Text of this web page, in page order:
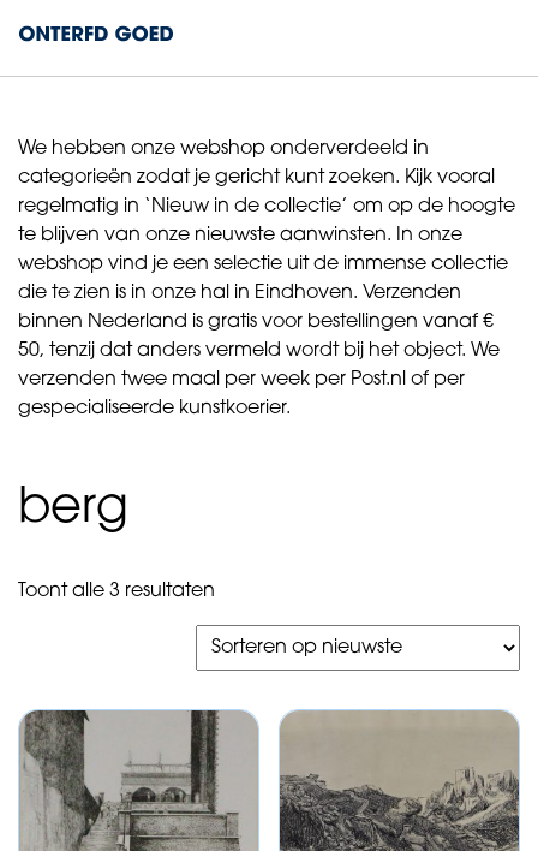
We hebben onze webshop onderverdeeld in
categorieën zodat je gericht kunt zoeken. Kijk vooral
regelmatig in ‘Nieuw in de collectie’ om op de hoogte
te blijven van onze nieuwste aanwinsten. In onze
webshop vind je een selectie uit de immense collectie
die te zien is in onze hal in Eindhoven. Verzenden
binnen Nederland is gratis voor bestellingen vanaf €
50, tenzij dat anders vermeld wordt bij het object. We
verzenden twee maal per week per Post.nl of per
gespecialiseerde kunstkoerier.
berg
Toont alle 3 resultaten
nieuwste